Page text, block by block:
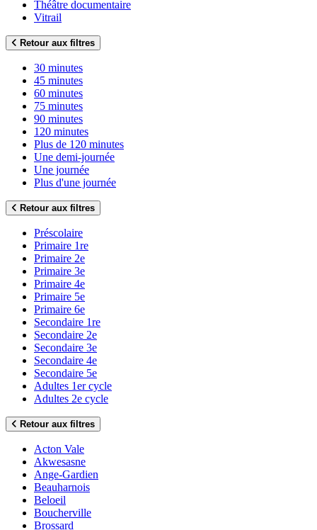
Théâtre documentaire
Vitrail
Retour aux filtres
30 minutes
45 minutes
60 minutes
75 minutes
90 minutes
120 minutes
Plus de 120 minutes
Une demi-journée
Une journée
Plus d'une journée
Retour aux filtres
Préscolaire
Primaire 1re
Primaire 2e
Primaire 3e
Primaire 4e
Primaire 5e
Primaire 6e
Secondaire 1re
Secondaire 2e
Secondaire 3e
Secondaire 4e
Secondaire 5e
Adultes 1er cycle
Adultes 2e cycle
Retour aux filtres
Acton Vale
Akwesasne
Ange-Gardien
Beauharnois
Beloeil
Boucherville
Brossard